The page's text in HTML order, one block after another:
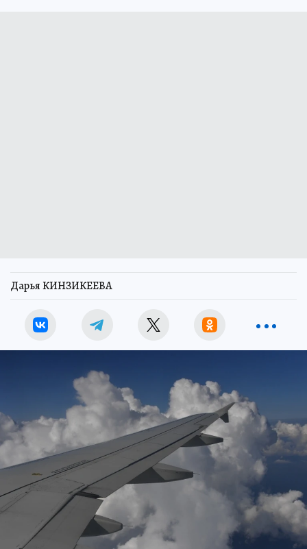
Дарья КИНЗИКЕЕВА